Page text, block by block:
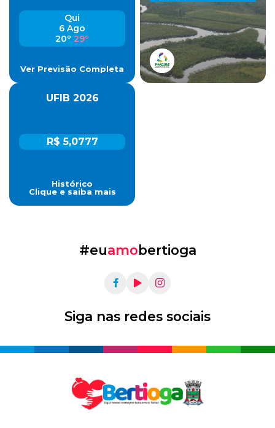
Qui
6 Ago
20º 29º
Ver Previsão Completa
UFIB 2026
R$ 5,0777
Histórico
Clique e saiba mais
#euamobertioga
Siga nas redes sociais